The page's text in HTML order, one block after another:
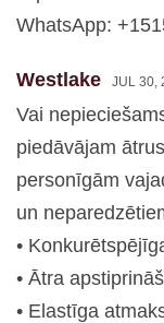
WhatsApp:
Westlake JUL 30,
Vai
piedāvājam
personīgām
un
•
• Ātra
• Elastīga